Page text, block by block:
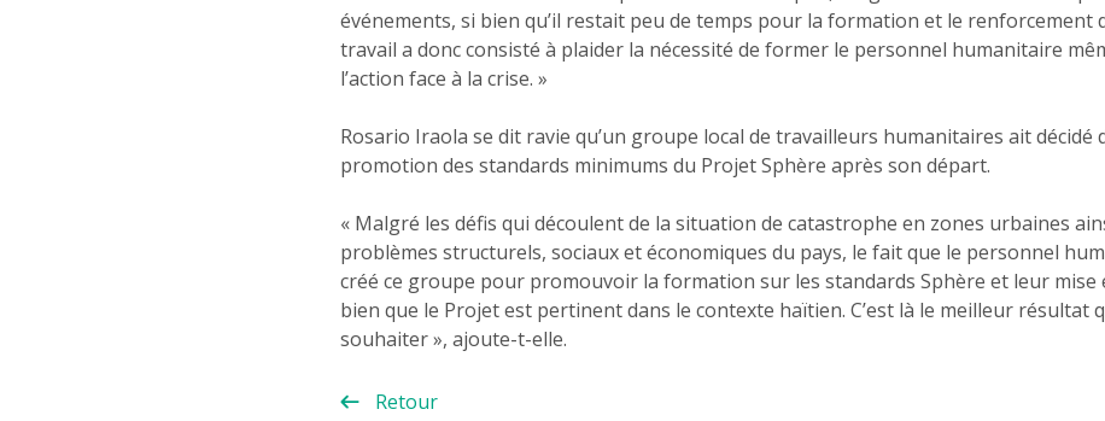
événements, si bien qu’il restait peu de temps pour la formation et le renforcement
travail a donc consisté à plaider la nécessité de former le personnel humanitaire
l’action face à la crise. »
Rosario Iraola se dit ravie qu’un groupe local de travailleurs humanitaires ait décidé
promotion des standards minimums du Projet Sphère après son départ.
« Malgré les défis qui découlent de la situation de catastrophe en zones urbaines
problèmes structurels, sociaux et économiques du pays, le fait que le personnel
créé ce groupe pour promouvoir la formation sur les standards Sphère et leur
bien que le Projet est pertinent dans le contexte haïtien. C’est là le meilleur résultat
souhaiter », ajoute-t-elle.
Retour